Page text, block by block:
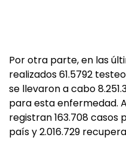
Por otra parte, en las
realizados 61.5792
se llevaron a cabo
para esta enfermedad.
registran 163.708 casos
país y 2.016.729